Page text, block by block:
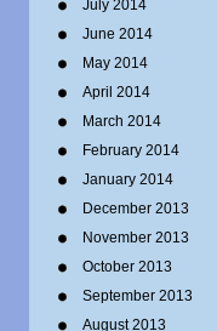
July 2014
June 2014
May 2014
April 2014
March 2014
February 2014
January 2014
December 2013
November 2013
October 2013
September 2013
August 2013